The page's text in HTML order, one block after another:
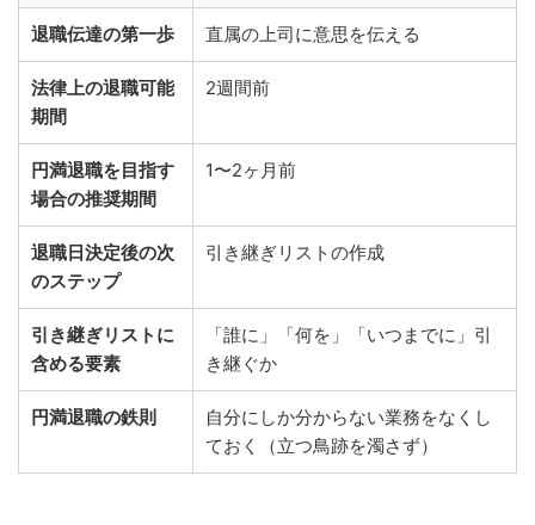
退職伝達の第一歩 直属の上司に意思を伝える
法律上の退職可能
期間
2週間前
円満退職を目指す
場合の推奨期間
1〜2ヶ月前
退職日決定後の次
のステップ
引き継ぎリストの作成
引き継ぎリストに
含める要素
「誰に」「何を」「いつまでに」引
き継ぐか
円満退職の鉄則
自分にしか分からない業務をなくし
ておく（立つ鳥跡を濁さず）